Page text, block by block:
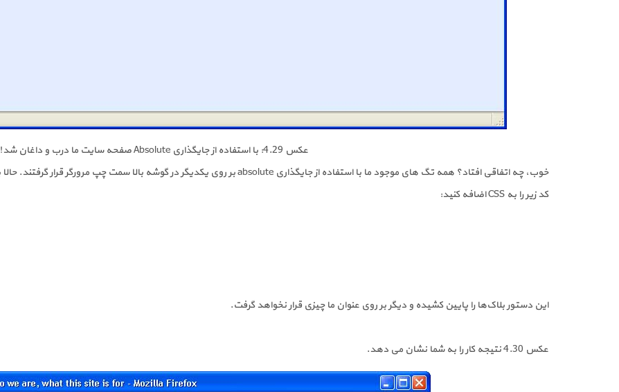
عکس 4.29: با استفاده از جایگذاری Absolute صفحه سایت ما درب و داغان شد!
خوب، چه اتفاقی افتاد؟ همه تگ های موجود ما با استفاده از جایگذاری absolute بر روی یکدیگر در گوشه بالا سمت چپ مرورگر قرار گرفتند. حالا بیایید جابه‌جایی‌ها را آغاز کنیم.
کد زیر را به CSS اضافه کنید:
این دستور بلاک‌ها را پایین کشیده و دیگر بر روی عنوان ما چیزی قرار نخواهد گرفت.
عکس 4.30 نتیجه کار را به شما نشان می دهد.